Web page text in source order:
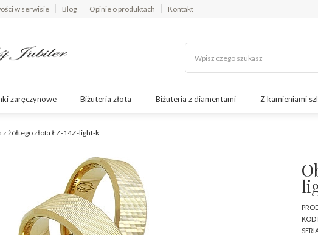
w serwisie Blog Opinie o produktach Kontakt
zaręczynowe Biżuteria złota Biżuteria z diamentami Z kamieniami
z żółtego złota ŁZ-14Z-light-k
KOD